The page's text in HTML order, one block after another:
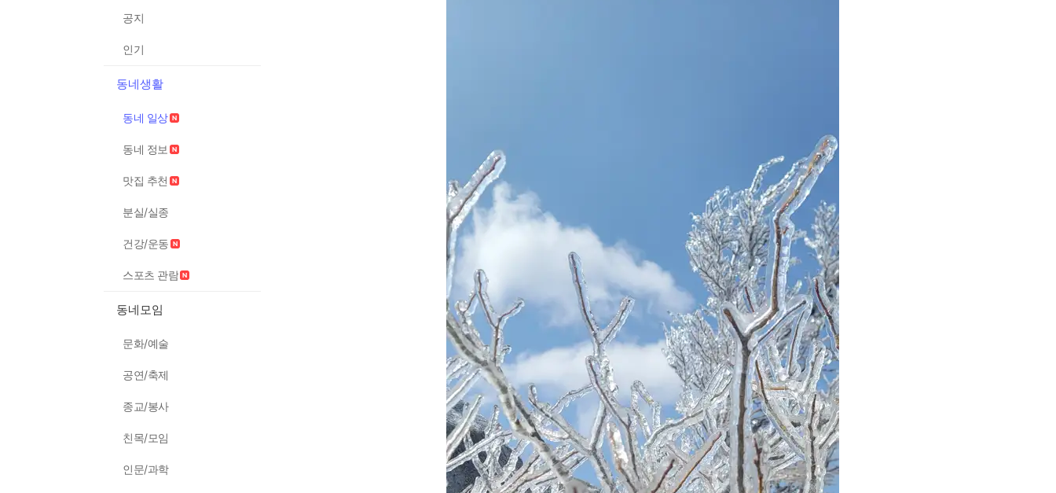
공지
인기
동네생활
동네 일상
동네 정보
맛집 추천
분실/실종
건강/운동
스포츠 관람
동네모임
문화/예술
공연/축제
종교/봉사
친목/모임
인문/과학